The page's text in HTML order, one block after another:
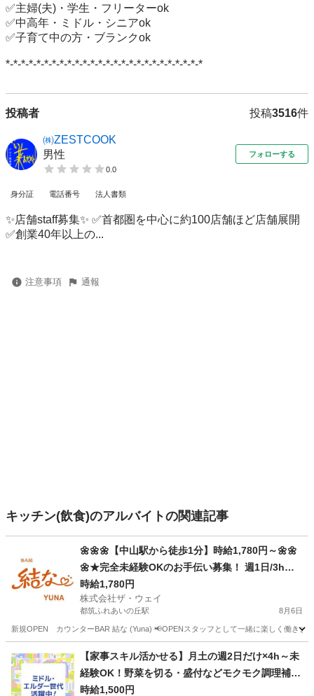
✅主婦(夫)・学生・フリーターok
✅中高年・ミドル・シニアok
✅子育て中の方・ブランクok
*-*-*-*-*-*-*-*-*-*-*-*-*-*-*-*-*-*-*-*-*-*-*-*-*-*
投稿者 投稿3516件
㈱ZESTCOOK
男性
0.0
フォローする
身分証 電話番号 法人書類
✨店舗staff募集✨ ✅首都圏を中心に約100店舗ほど店舗展開
✅創業40年以上の...
注意事項 通報
キッチン(飲食)のアルバイトの関連記事
🌼🌼🌼【中山駅から徒歩1分】時給1,780円～🌼🌼
🌼★完全未経験OKのお手伝い募集！ 週1日/3h～O
K、服装自由、ノルマ無し🎇
時給1,780円
株式会社ザ・ウェイ
都筑ふれあいの丘駅 8月6日
新規OPEN カウンターBAR 結な (Yuna) 📢OPENスタッフとして一緒に楽しく働きま
都筑ふれあいの丘駅 その他 スタッフ
【家事スキル活かせる】月土の週2日だけ×4h～未
経験OK！野菜を切る・盛付などモクモク調理補助
(ES1W-3778_1)
時給1,500円